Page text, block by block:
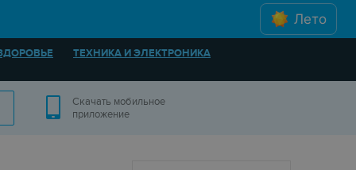
Лето
ТЕХНИКА И ЭЛЕКТРОНИКА
Скачать мобильное
приложение